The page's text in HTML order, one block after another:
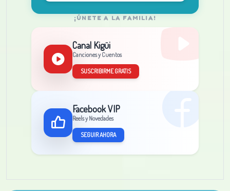
¡ÚNETE A LA FAMILIA!
Canal Kigüi
Canciones y Cuentos
SUSCRIBIRME GRATIS
Facebook VIP
Reels y Novedades
SEGUIR AHORA